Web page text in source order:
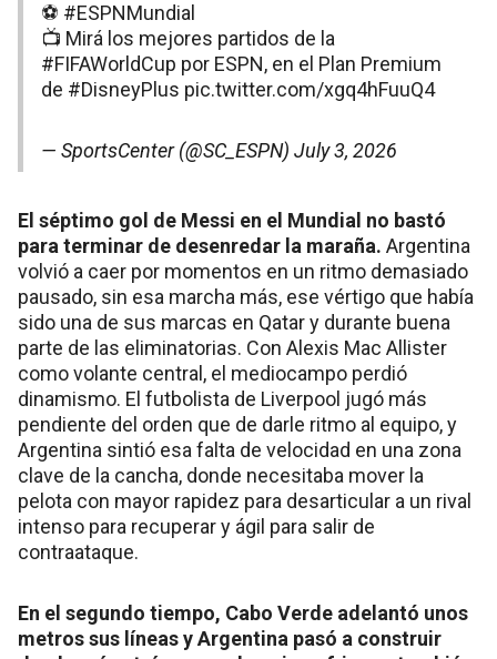
⚽ #ESPNMundial
📺 Mirá los mejores partidos de la
#FIFAWorldCup por ESPN, en el Plan Premium
de #DisneyPlus pic.twitter.com/xgq4hFuuQ4
— SportsCenter (@SC_ESPN) July 3, 2026
El séptimo gol de Messi en el Mundial no bastó
para terminar de desenredar la maraña. Argentina
volvió a caer por momentos en un ritmo demasiado
pausado, sin esa marcha más, ese vértigo que había
sido una de sus marcas en Qatar y durante buena
parte de las eliminatorias. Con Alexis Mac Allister
como volante central, el mediocampo perdió
dinamismo. El futbolista de Liverpool jugó más
pendiente del orden que de darle ritmo al equipo, y
Argentina sintió esa falta de velocidad en una zona
clave de la cancha, donde necesitaba mover la
pelota con mayor rapidez para desarticular a un rival
intenso para recuperar y ágil para salir de
contraataque.
En el segundo tiempo, Cabo Verde adelantó unos
metros sus líneas y Argentina pasó a construir